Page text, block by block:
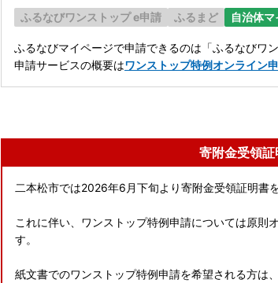
ふるなびワンストップ e申請 ふるまど 自治体
ふるなびマイページで申請できるのは「ふるなびワ
申請サービスの概要はワンストップ特例オンライン
寄附金受領
二本松市では2026年6月下旬より寄附金受領証明書
これに伴い、ワンストップ特例申請については原則
す。
紙文書でのワンストップ特例申請を希望される方は